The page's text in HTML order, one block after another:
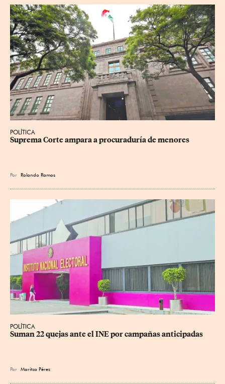
POLÍTICA
Suprema Corte ampara a procuraduría de menores
Por Rolando Ramos
POLÍTICA
Suman 22 quejas ante el INE por campañas anticipadas
Por Maritza Pérez